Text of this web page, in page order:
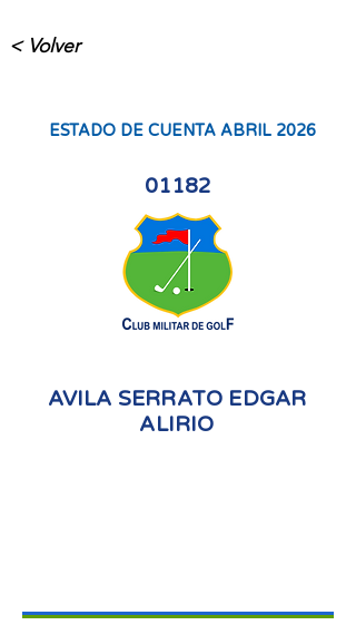
< Volver
ESTADO DE CUENTA ABRIL 2026
01182
AVILA SERRATO EDGAR
ALIRIO